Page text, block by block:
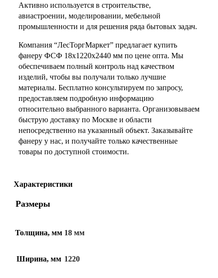
Активно используется в строительстве,
авиастроении, моделировании, мебельной
промышленности и для решения ряда бытовых задач.
Компания “ЛесТоргМаркет” предлагает купить
фанеру ФСФ 18х1220х2440 мм по цене опта. Мы
обеспечиваем полный контроль над качеством
изделий, чтобы вы получали только лучшие
материалы. Бесплатно консультируем по запросу,
предоставляем подробную информацию
относительно выбранного варианта. Организовываем
быструю доставку по Москве и области
непосредственно на указанный объект. Заказывайте
фанеру у нас, и получайте только качественные
товары по доступной стоимости.
Характеристики
Размеры
Толщина, мм 18 мм
Ширина, мм 1220